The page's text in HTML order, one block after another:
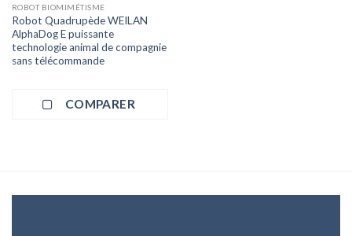
ROBOT BIOMIMÉTISME
Robot Quadrupède WEILAN
AlphaDog E puissante
technologie animal de compagnie
sans télécommande
COMPARER